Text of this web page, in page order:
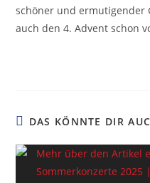
schöner und ermutigender
auch den 4. Advent schon
DAS KÖNNTE DIR